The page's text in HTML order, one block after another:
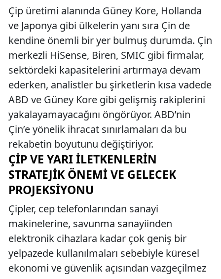
Çip üretimi alanında Güney Kore, Hollanda
ve Japonya gibi ülkelerin yanı sıra Çin de
kendine önemli bir yer bulmuş durumda. Çin
merkezli HiSense, Biren, SMIC gibi firmalar,
sektördeki kapasitelerini artırmaya devam
ederken, analistler bu şirketlerin kısa vadede
ABD ve Güney Kore gibi gelişmiş rakiplerini
yakalayamayacağını öngörüyor. ABD’nin
Çin’e yönelik ihracat sınırlamaları da bu
rekabetin boyutunu değiştiriyor.
ÇIP VE YARI İLETKENLERIN
STRATEJIK ÖNEMI VE GELECEK
PROJEKSIYONU
Çipler, cep telefonlarından sanayi
makinelerine, savunma sanayiinden
elektronik cihazlara kadar çok geniş bir
yelpazede kullanılmaları sebebiyle küresel
ekonomi ve güvenlik açısından vazgeçilmez